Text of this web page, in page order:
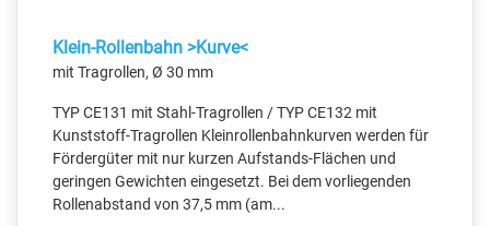
Klein-Rollenbahn >Kurve<
mit Tragrollen, Ø 30 mm
TYP CE131 mit Stahl-Tragrollen / TYP CE132 mit
Kunststoff-Tragrollen Kleinrollenbahnkurven werden für
Fördergüter mit nur kurzen Aufstands-Flächen und
geringen Gewichten eingesetzt. Bei dem vorliegenden
Rollenabstand von 37,5 mm (am...